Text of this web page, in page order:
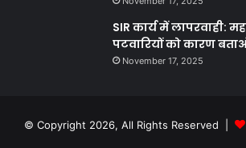
SIR कार्य में लापरवाही:
पटवारियों को कारण
November 17, 2025
© Copyright 2026, All Rights Reserved |